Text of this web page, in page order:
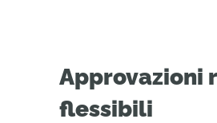
Approvazioni
flessibili